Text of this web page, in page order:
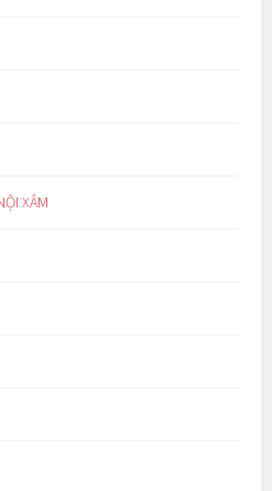
XÂM